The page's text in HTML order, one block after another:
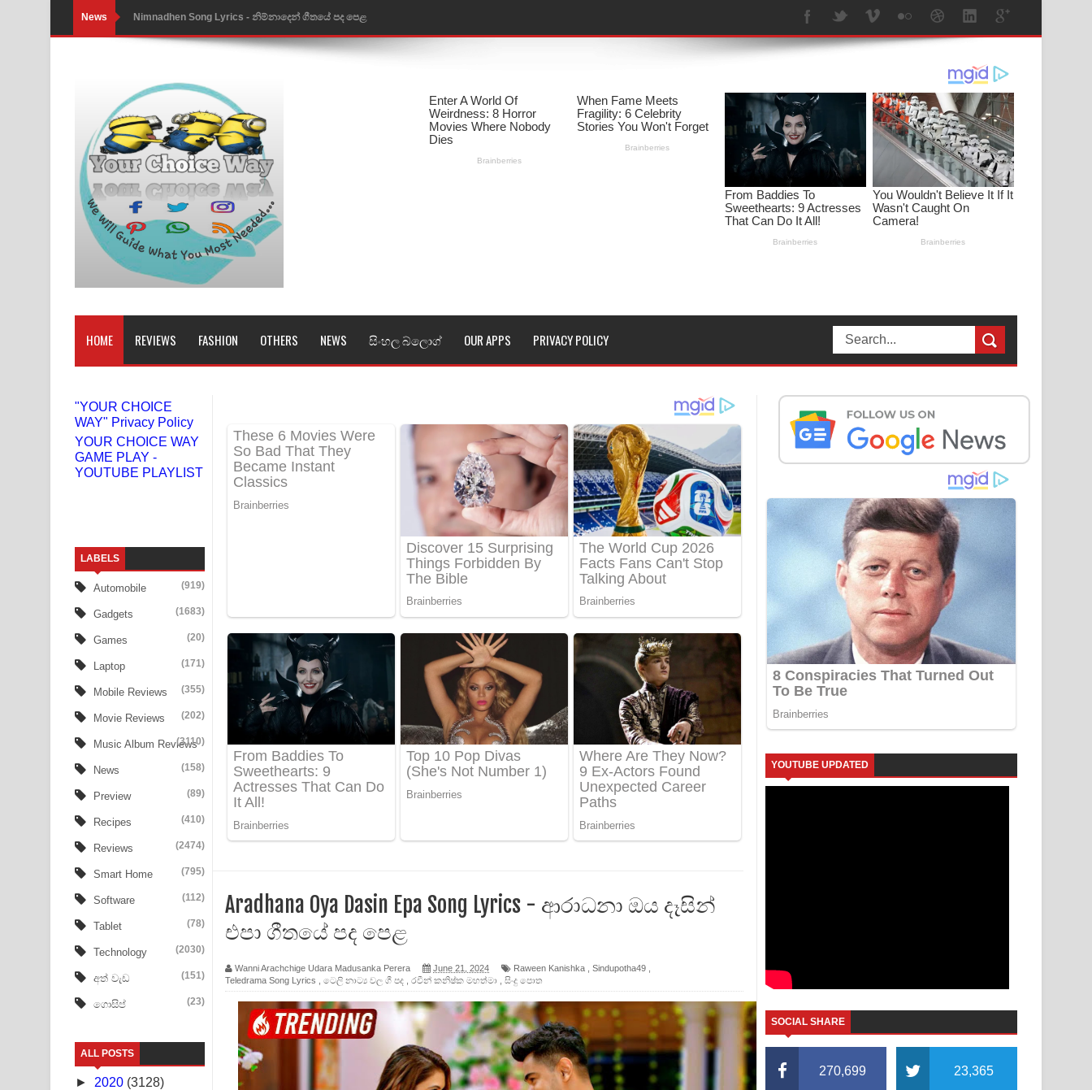
News Nimnadhen Song Lyrics - නිම්නාදෙන් ගීතයේ පද පෙළ
Obamai Mage Adare Song Lyrics - ඔබමයි මගේ ආදරේ ගීතයේ පද පෙළ
Pansal Gihin Song Lyrics - පන්සල් ගිහිං ගීතයේ පද පෙළ
Ankeliya Song Lyrics - අංකෙළිය ගීතයේ පද පෙළ
DEAR GOD Song Lyrics - ඩියර් ගෝඩ් ගීතයේ පද පෙළ
MANAMALA KATHA Song Lyrics - මනමාල කතා ගීතයේ පද පෙළ
Dai Dai Lyrics - Shakira, Burna Boy | 2026 football world cup song lyrics
Lassana Amma Song Lyrics - ලස්සන අම්මා ගීතයේ පද පෙළ
Gemak Deela Song Lyrics - ගේමක් දීලා ගීතයේ පද පෙළ
Doni Song Lyrics - දෝණි ගීතයේ පද පෙළ
Benthara Palame Song Lyrics - බෙන්තර පාලමේ ගීතයේ පද පෙළ
Tharu Yaye Dilena Song Lyrics - තරු යායේ දිලෙනා ගීතයේ පද පෙළ
Ow Man Sosa Song Lyrics - ඔව් මං සෝසා ගීතයේ පද පෙළ
Heavy Weight Song Lyrics
Aye Lanweela Song Lyrics - ආයේ ලංවීලා ගීතයේ පද පෙළ
Ala purannata Song Lyrics - ආල පුරන්නට ගීතයේ පද පෙළ
FEVER DREAM Lyrics - Alex Warren
BTS : Hooligan Lyrics
Apa Hamuwee Song Lyrics - අප හමුවී ගීතයේ පද පෙළ
PATHINIYE Song Lyrics - පතිනියනේ ගීතයේ පද පෙළ
Sorry Sir Song Lyrics - සොරි සර් ගීතයේ පද පෙළ
Mathaka Aluthin Liyanna Song Lyrics - මතක අලුතින් ලියන්න ගීතයේ පද පෙළ
Sandak Awith Song Lyrics - සඳක් ඇවිත් ගීතයේ පද පෙළ
Swetha Sande Song Lyrics - ශ්වේත සඳේ ගීතයේ පද පෙළ
Ma Igili Giya Lyrics - මා ඉගිලී ගියා ගීතයේ පද පෙළ
HOME REVIEWS FASHION OTHERS NEWS සිංහල බ්ලොග් OUR APPS PRIVACY POLICY
"YOUR CHOICE
WAY" Privacy Policy
YOUR CHOICE WAY
GAME PLAY -
YOUTUBE PLAYLIST
LABELS
Automobile (919)
Gadgets (1683)
Games (20)
Laptop (171)
Mobile Reviews (355)
Movie Reviews (202)
Music Album Reviews
(3110)
News (158)
Preview (89)
Recipes (410)
Reviews (2474)
Smart Home (795)
Software (112)
Tablet (78)
Technology (2030)
අත් වැඩ (151)
ගොසිප් (23)
ALL POSTS
► 2020 (3128)
Aradhana Oya Dasin Epa Song Lyrics - ආරාධනා ඔය දෑසින්
එපා ගීතයේ පද පෙළ
Wanni Arachchige Udara Madusanka Perera June 21, 2024 Raween Kanishka Sindupotha49
Teledrama Song Lyrics
ටෙලි නාට්‍ය වල ගී පද රවීන් කනිෂ්ක මහත්මා සිංදු පොත
YOUTUBE UPDATED
SOCIAL SHARE
270,699 23,365